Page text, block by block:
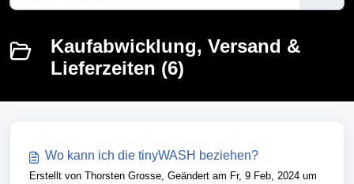
Kaufabwicklung, Versand &
Lieferzeiten (6)
Wo kann ich die tinyWASH beziehen?
Erstellt von Thorsten Grosse, Geändert am Fr, 9 Feb, 2024 um